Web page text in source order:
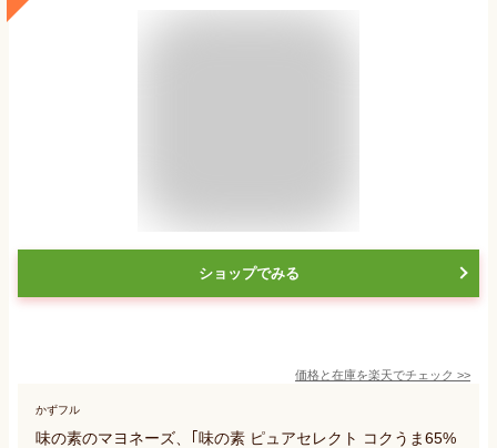
ショップでみる
価格と在庫を楽天でチェック >>
かずフル
味の素のマヨネーズ、｢味の素 ピュアセレクト コクうま65%